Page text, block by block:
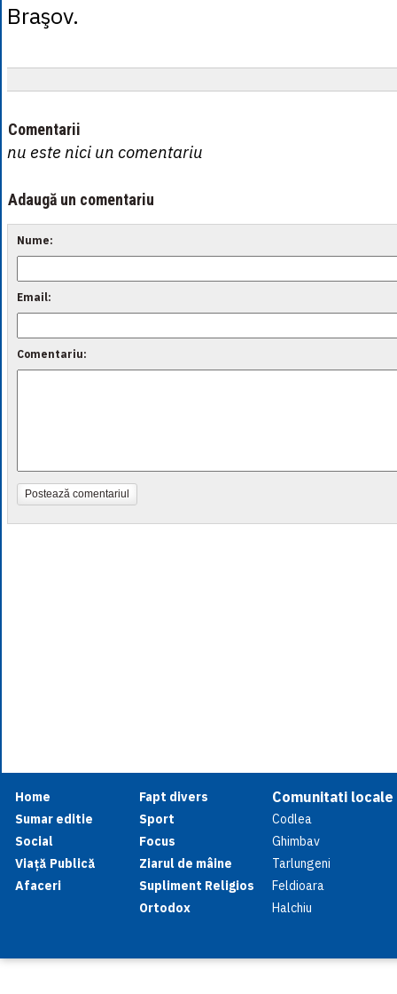
Braşov.
Comentarii
nu este nici un comentariu
Adaugă un comentariu
Nume:
Email:
Comentariu:
Postează comentariul
Home
Sumar editie
Social
Viață Publică
Afaceri
Fapt divers
Sport
Focus
Ziarul de mâine
Supliment Religios
Ortodox
Comunitati locale
Codlea
Ghimbav
Tarlungeni
Feldioara
Halchiu